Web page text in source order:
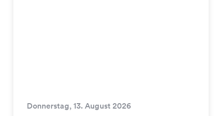
Donnerstag, 13. August 2026